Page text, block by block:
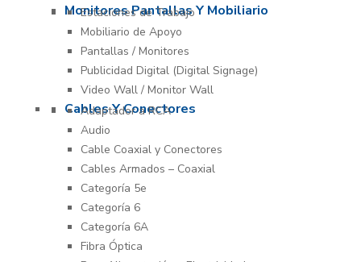
Monitores Pantallas Y Mobiliario
Estaciones de Trabajo
Mobiliario de Apoyo
Pantallas / Monitores
Publicidad Digital (Digital Signage)
Video Wall / Monitor Wall
Cables Y Conectores
Adaptador a RCA
Audio
Cable Coaxial y Conectores
Cables Armados – Coaxial
Categoría 5e
Categoría 6
Categoría 6A
Fibra Óptica